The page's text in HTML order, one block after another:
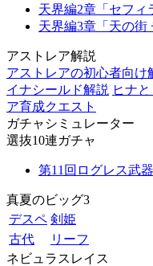
天界編2章「セフィ
天界編3章「天の街
アストレア解説
アストレアの初心者向け
イナシールド解説 ヒナ
ア育成クエスト
ガチャシミュレーター
選抜10連ガチャ
第11回ログレス武
真夏のビッグ3
デスペ 剣姫
古代
リーフ
ネビュラスレイス